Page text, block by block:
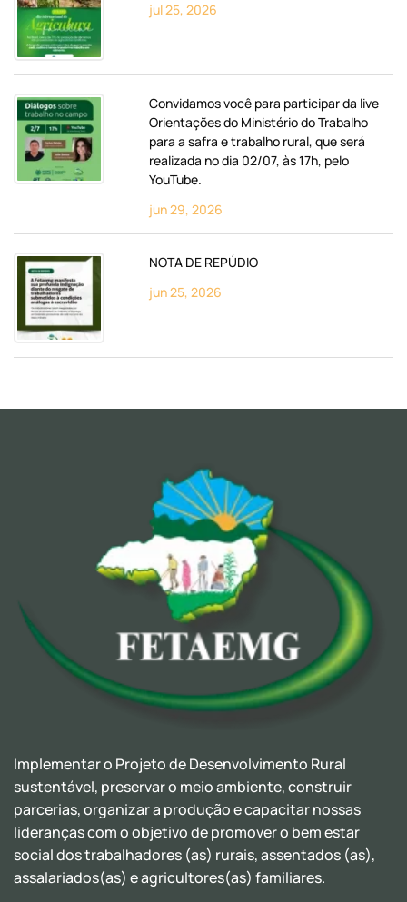
jul 25, 2026
Convidamos você para participar da live
Orientações do Ministério do Trabalho
para a safra e trabalho rural, que será
realizada no dia 02/07, às 17h, pelo
YouTube.
jun 29, 2026
NOTA DE REPÚDIO
jun 25, 2026
Implementar o Projeto de Desenvolvimento Rural
sustentável, preservar o meio ambiente, construir
parcerias, organizar a produção e capacitar nossas
lideranças com o objetivo de promover o bem estar
social dos trabalhadores (as) rurais, assentados (as),
assalariados(as) e agricultores(as) familiares.